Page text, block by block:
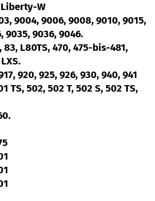
W
9004, 9006, 9008, 9010, 9015,
9035, 9036, 9046.
83, L80TS, 470, 475-bis-481,
920, 925, 926, 930, 940, 941
TS, 502, 502 T, 502 S, 502 TS,